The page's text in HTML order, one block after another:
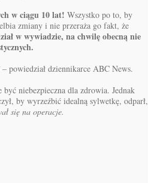
w ciągu 10 lat! Wszystko po to, by
zmiany i nie przeraża go fakt, że
w wywiadzie, na chwilę obecną nie
– powiedział dziennikarce ABC News.
niebezpieczna dla zdrowia. Jednak
by wyrzeźbić idealną sylwetkę, odparł,
się na operacje.